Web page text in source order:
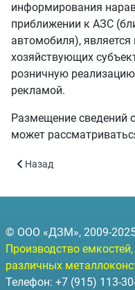
информирования
приближении к АЗС
автомобиля),
хозяйствующих
розничную
рекламой.
Размещение сведений
может
Предыдущий: Отгрузка
Назад
© ООО «ДЗМ», 2009-
Производство
различных
Телефон: +7 (915) 113-